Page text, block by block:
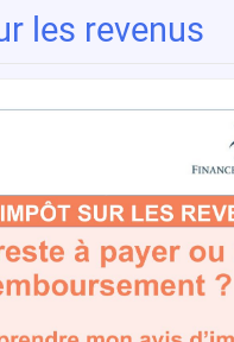
les revenus